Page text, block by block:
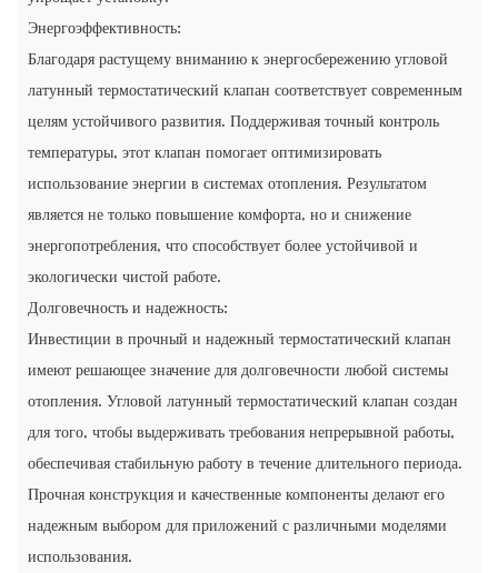
Энергоэффективность:
Благодаря растущему вниманию к энергосбережению угловой
латунный термостатический клапан соответствует современным
целям устойчивого развития. Поддерживая точный контроль
температуры, этот клапан помогает оптимизировать
использование энергии в системах отопления. Результатом
является не только повышение комфорта, но и снижение
энергопотребления, что способствует более устойчивой и
экологически чистой работе.
Долговечность и надежность:
Инвестиции в прочный и надежный термостатический клапан
имеют решающее значение для долговечности любой системы
отопления. Угловой латунный термостатический клапан создан
для того, чтобы выдерживать требования непрерывной работы,
обеспечивая стабильную работу в течение длительного периода.
Прочная конструкция и качественные компоненты делают его
надежным выбором для приложений с различными моделями
использования.